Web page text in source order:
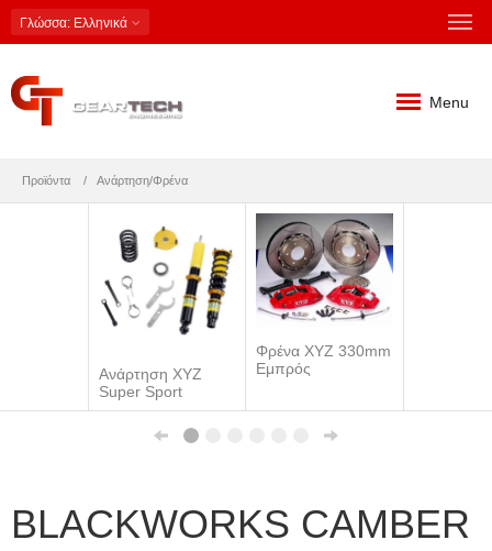
Γλώσσα: Ελληνικά
Menu
Προϊόντα Ανάρτηση/Φρένα
Ανάρτηση XYZ
Super Sport
Φρένα ΧΥΖ 330mm
Εμπρός
BLACKWORKS CAMBER